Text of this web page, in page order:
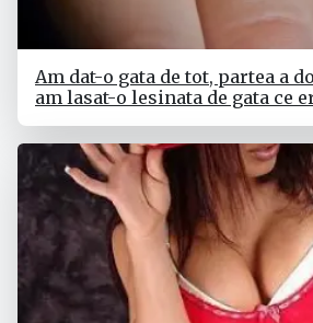
Am dat-o gata de tot, partea a
am lasat-o lesinata de gata ce